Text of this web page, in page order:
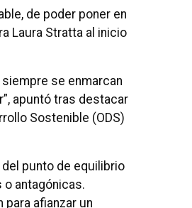
de poder poner en
Laura Stratta al inicio
se enmarcan
apuntó tras destacar
Sostenible (ODS)
punto de equilibrio
antagónicas.
afianzar un